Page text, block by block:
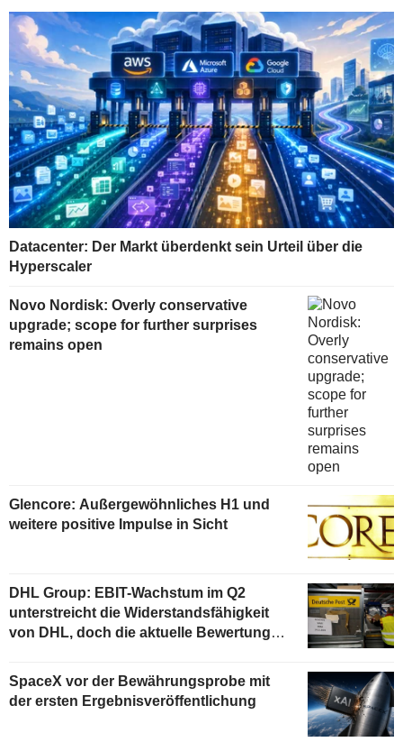
Datacenter: Der Markt überdenkt sein Urteil über die
Hyperscaler
Novo Nordisk: Overly conservative
upgrade; scope for further surprises
remains open
Glencore: Außergewöhnliches H1 und
weitere positive Impulse in Sicht
DHL Group: EBIT-Wachstum im Q2
unterstreicht die Widerstandsfähigkeit
von DHL, doch die aktuelle Bewertung
SpaceX vor der Bewährungsprobe mit
der ersten Ergebnisveröffentlichung